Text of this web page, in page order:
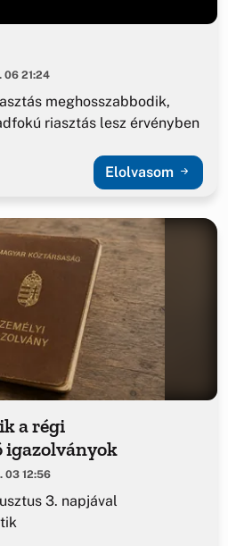
06 21:24
meghosszabbodik,
riasztás lesz érvényben
Elolvasom
a régi
igazolványok
03 12:56
3. napjával